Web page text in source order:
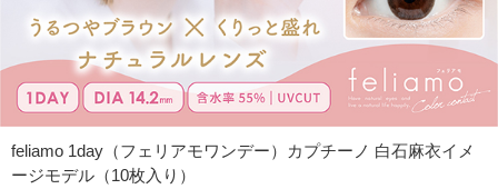
feliamo 1day（フェリアモワンデー）カプチーノ 白石麻衣イメ
ージモデル（10枚入り）